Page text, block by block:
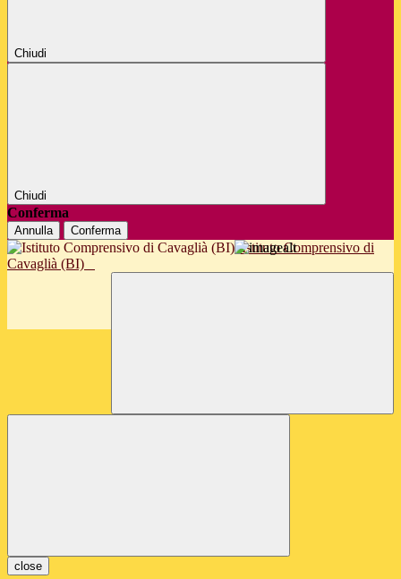
Chiudi
Chiudi
Conferma
Annulla Conferma
Istituto Comprensivo di
Cavaglià (BI)
close